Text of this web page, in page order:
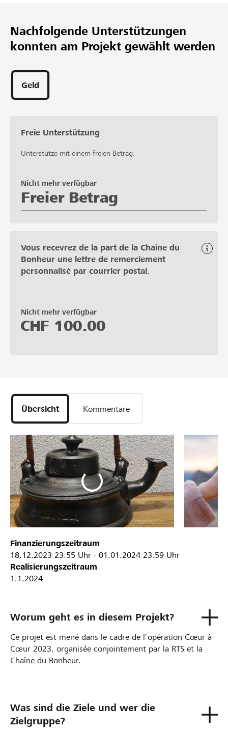
Nachfolgende Unterstützungen
konnten am Projekt gewählt werden
Geld
Freie Unterstützung
Unterstütze mit einem freien Betrag.
Freier Betrag
Nicht mehr verfügbar
Vous recevrez de la part de la Chaîne du
Bonheur une lettre de remerciement
personnalisé par courrier postal.
Nicht mehr verfügbar
CHF 100.00
Übersicht Kommentare
Finanzierungszeitraum
18.12.2023 23:55 Uhr - 01.01.2024 23:59 Uhr
Realisierungszeitraum
1.1.2024
Worum geht es in diesem Projekt?
Ce projet est mené dans le cadre de l’opération Cœur à
Cœur 2023, organisée conjointement par la RTS et la
Chaîne du Bonheur.
Was sind die Ziele und wer die
Zielgruppe?